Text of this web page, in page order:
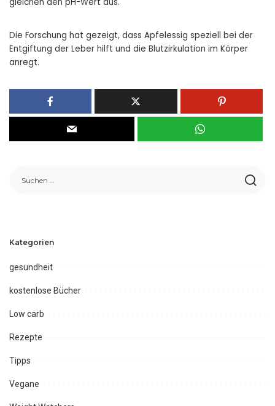
Die Forschung hat gezeigt, dass Apfelessig speziell bei der
Entgiftung der Leber hilft und die Blutzirkulation im Körper
anregt.
Kategorien
gesundheit
kostenlose Bücher
Low carb
Rezepte
Tipps
Vegane